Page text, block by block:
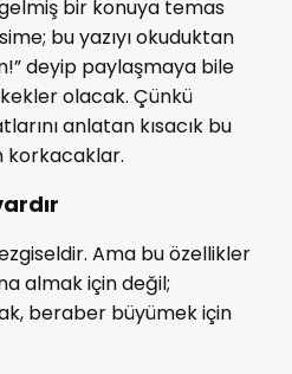
bir konuya temas
bu yazıyı okuduktan
deyip paylaşmaya bile
olacak. Çünkü
anlatan kısacık bu
korkacaklar.
Ama bu özellikler
almak için değil;
beraber büyümek için